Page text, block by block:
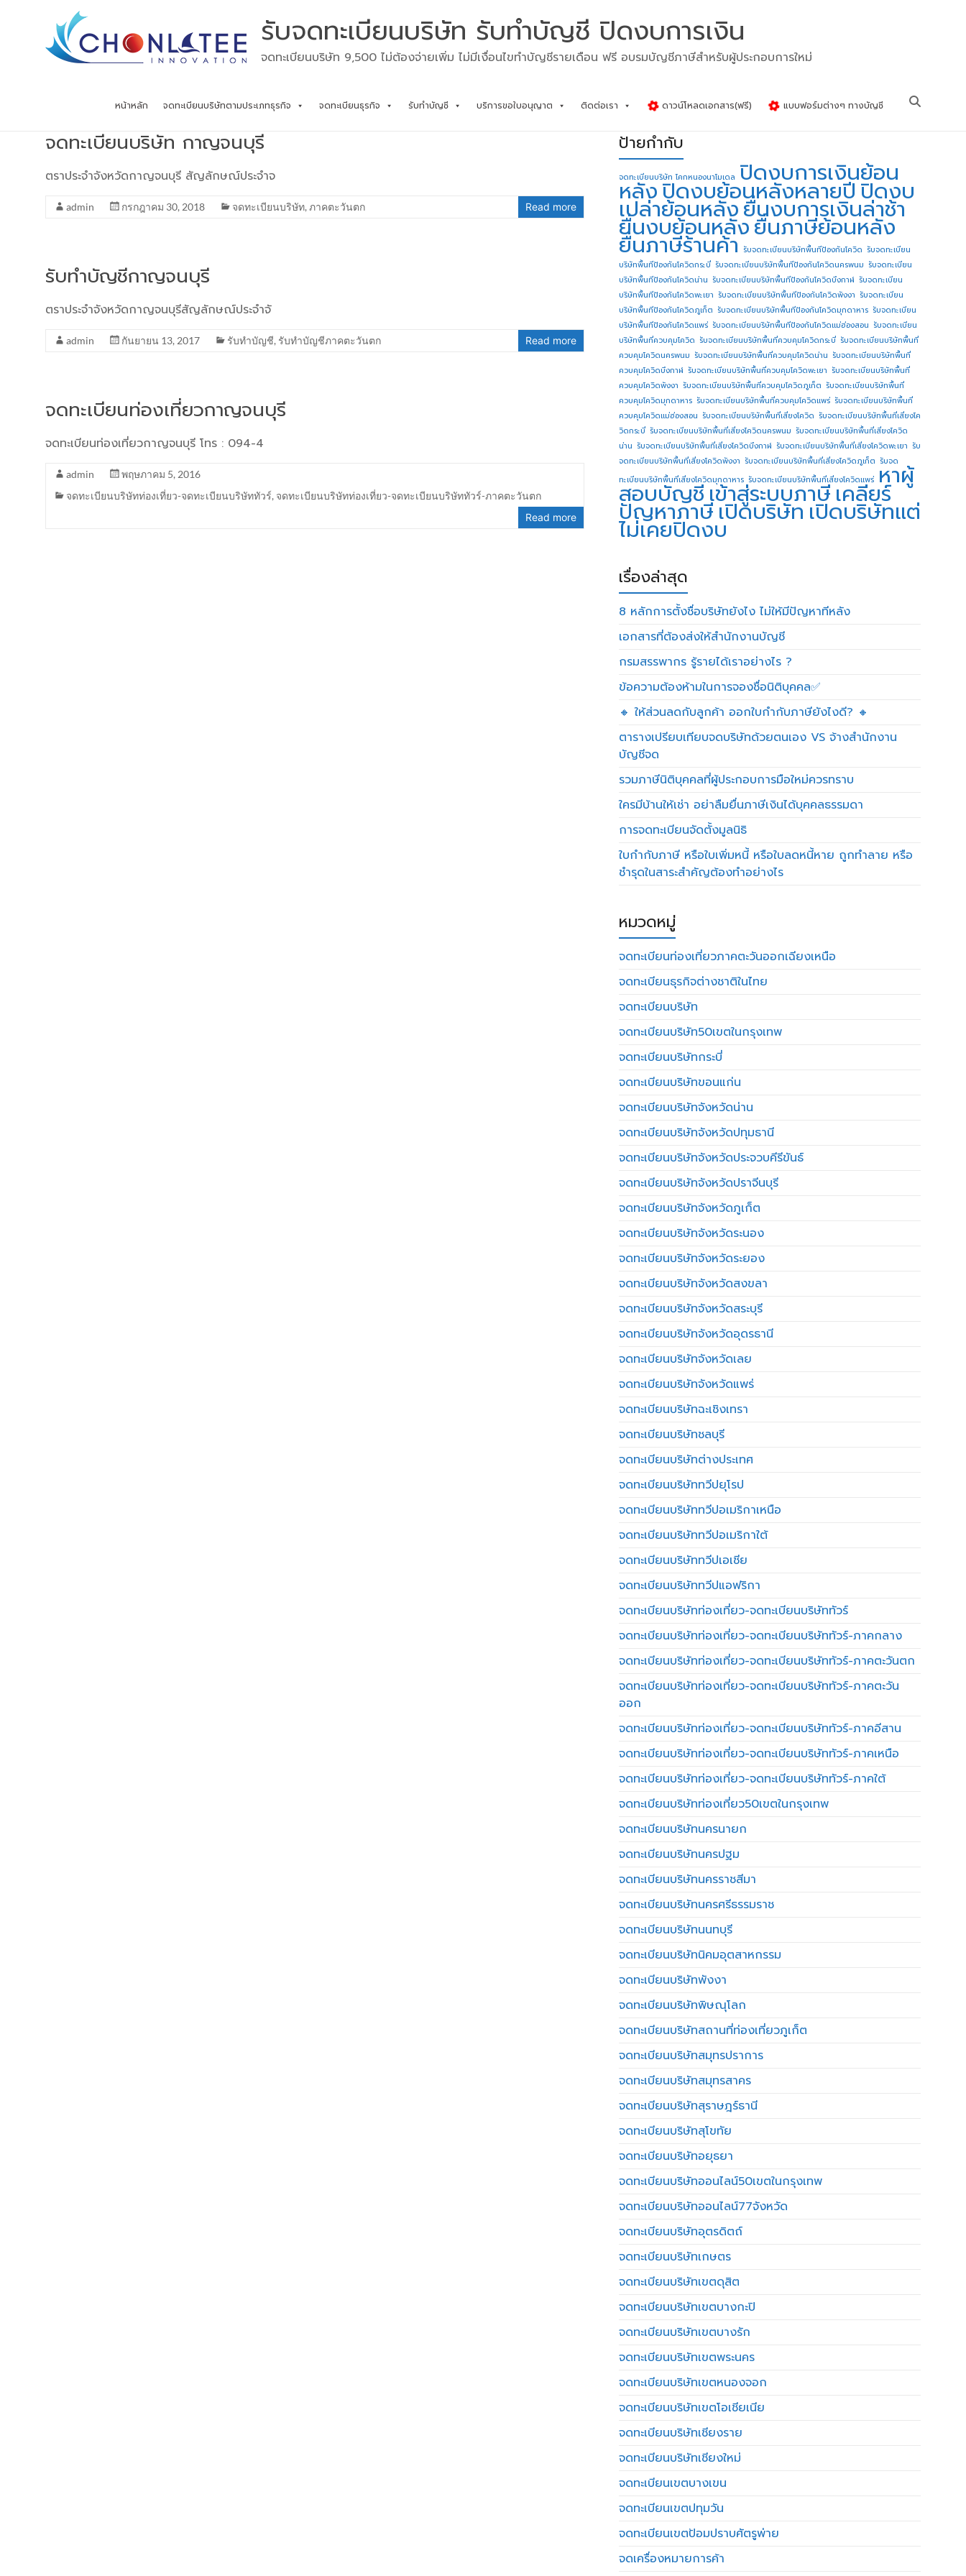
รับจดทะเบียนบริษัท รับทำบัญชี ปิดงบการเงิน
จดทะเบียนบริษัท 9,500 ไม่ต้องจ่ายเพิ่ม ไม่มีเงื่อนไขทำบัญชีรายเดือน ฟรี อบรมบัญชีภาษีสำหรับผู้ประกอบการใหม่
หน้าหลัก จดทะเบียนบริษัทตามประเภทธุรกิจ จดทะเบียนธุรกิจ รับทำบัญชี บริการขอใบอนุญาต ติดต่อเรา ดาวน์โหลดเอกสาร(ฟรี) แบบฟอร์มต่างๆ ทางบัญชี
จดทะเบียนบริษัท กาญจนบุรี
ตราประจำจังหวัดกาญจนบุรี สัญลักษณ์ประจำจ
admin กรกฎาคม 30, 2018 จดทะเบียนบริษัท, ภาคตะวันตก Read more
รับทำบัญชีกาญจนบุรี
ตราประจำจังหวัดกาญจนบุรีสัญลักษณ์ประจำจั
admin กันยายน 13, 2017 รับทำบัญชี, รับทำบัญชีภาคตะวันตก Read more
จดทะเบียนท่องเที่ยวกาญจนบุรี
จดทะเบียนท่องเที่ยวกาญจนบุรี โทร : 094-4
admin
พฤษภาคม 5, 2016
จดทะเบียนบริษัทท่องเที่ยว-จดทะเบียนบริษัททัวร์, จดทะเบียนบริษัทท่องเที่ยว-จดทะเบียนบริษัททัวร์-ภาคตะวันตก
Read more
ป้ายกำกับ
จดทะเบียนบริษัท โคกหนองนาโมเดล ปิดงบการเงินย้อน
หลังปิดงบย้อนหลังหลายปี ปิดงบ
เปล่าย้อนหลังยื่นงบการเงินล่าช้า
ยื่นงบย้อนหลังยื่นภาษีย้อนหลัง
ยื่นภาษีร้านค้า รับจดทะเบียนบริษัทพื้นทีป้องกันโควิด รับจดทะเบียน
บริษัทพื้นทีป้องกันโควิดกระบี่ รับจดทะเบียนบริษัทพื้นทีป้องกันโควิดนครพนม รับจดทะเบียน
บริษัทพื้นทีป้องกันโควิดน่าน รับจดทะเบียนบริษัทพื้นทีป้องกันโควิดบึงกาฬ รับจดทะเบียน
บริษัทพื้นทีป้องกันโควิดพะเยา รับจดทะเบียนบริษัทพื้นทีป้องกันโควิดพังงา รับจดทะเบียน
บริษัทพื้นทีป้องกันโควิดภูเก็ต รับจดทะเบียนบริษัทพื้นทีป้องกันโควิดมุกดาหาร รับจดทะเบียน
บริษัทพื้นทีป้องกันโควิดแพร่ รับจดทะเบียนบริษัทพื้นทีป้องกันโควิดแม่ฮ่องสอน รับจดทะเบียน
บริษัทพื้นที่ควบคุมโควิด รับจดทะเบียนบริษัทพื้นที่ควบคุมโควิดกระบี่ รับจดทะเบียนบริษัทพื้นที่
ควบคุมโควิดนครพนม รับจดทะเบียนบริษัทพื้นที่ควบคุมโควิดน่าน รับจดทะเบียนบริษัทพื้นที่
ควบคุมโควิดบึงกาฬ รับจดทะเบียนบริษัทพื้นที่ควบคุมโควิดพะเยา รับจดทะเบียนบริษัทพื้นที่
ควบคุมโควิดพังงา รับจดทะเบียนบริษัทพื้นที่ควบคุมโควิดภูเก็ต รับจดทะเบียนบริษัทพื้นที่
ควบคุมโควิดมุกดาหาร รับจดทะเบียนบริษัทพื้นที่ควบคุมโควิดแพร่ รับจดทะเบียนบริษัทพื้นที่
ควบคุมโควิดแม่ฮ่องสอน รับจดทะเบียนบริษัทพื้นที่เสี่ยงโควิด รับจดทะเบียนบริษัทพื้นที่เสี่ยงโค
วิดกระบี่ รับจดทะเบียนบริษัทพื้นที่เสี่ยงโควิดนครพนม รับจดทะเบียนบริษัทพื้นที่เสี่ยงโควิด
น่าน รับจดทะเบียนบริษัทพื้นที่เสี่ยงโควิดบึงกาฬ รับจดทะเบียนบริษัทพื้นที่เสี่ยงโควิดพะเยา รับ
จดทะเบียนบริษัทพื้นที่เสี่ยงโควิดพังงา รับจดทะเบียนบริษัทพื้นที่เสี่ยงโควิดภูเก็ต รับจด
ทะเบียนบริษัทพื้นที่เสี่ยงโควิดมุกดาหาร รับจดทะเบียนบริษัทพื้นที่เสี่ยงโควิดแพร่ หาผู้
สอบบัญชี เข้าสู่ระบบภาษี เคลียร์
ปัญหาภาษีเปิดบริษัทเปิดบริษัทแต่
ไม่เคยปิดงบ
เรื่องล่าสุด
8 หลักการตั้งชื่อบริษัทยังไง ไม่ให้มีปัญหาทีหลัง
เอกสารที่ต้องส่งให้สำนักงานบัญชี
กรมสรรพากร รู้รายได้เราอย่างไร ?
ข้อความต้องห้ามในการจองชื่อนิติบุคคล✅
🔸 ให้ส่วนลดกับลูกค้า ออกใบกำกับภาษียังไงดี? 🔸
ตารางเปรียบเทียบจดบริษัทด้วยตนเอง VS จ้างสำนักงาน
บัญชีจด
รวมภาษีนิติบุคคลที่ผู้ประกอบการมือใหม่ควรทราบ
ใครมีบ้านให้เช่า อย่าลืมยื่นภาษีเงินได้บุคคลธรรมดา
การจดทะเบียนจัดตั้งมูลนิธิ
ใบกำกับภาษี หรือใบเพิ่มหนี้ หรือใบลดหนี้หาย ถูกทำลาย หรือ
ชำรุดในสาระสำคัญต้องทำอย่างไร
หมวดหมู่
จดทะเบียนท่องเที่ยวภาคตะวันออกเฉียงเหนือ
จดทะเบียนธุรกิจต่างชาติในไทย
จดทะเบียนบริษัท
จดทะเบียนบริษัท50เขตในกรุงเทพ
จดทะเบียนบริษัทกระบี่
จดทะเบียนบริษัทขอนแก่น
จดทะเบียนบริษัทจังหวัดน่าน
จดทะเบียนบริษัทจังหวัดปทุมธานี
จดทะเบียนบริษัทจังหวัดประจวบคีรีขันธ์
จดทะเบียนบริษัทจังหวัดปราจีนบุรี
จดทะเบียนบริษัทจังหวัดภูเก็ต
จดทะเบียนบริษัทจังหวัดระนอง
จดทะเบียนบริษัทจังหวัดระยอง
จดทะเบียนบริษัทจังหวัดสงขลา
จดทะเบียนบริษัทจังหวัดสระบุรี
จดทะเบียนบริษัทจังหวัดอุดรธานี
จดทะเบียนบริษัทจังหวัดเลย
จดทะเบียนบริษัทจังหวัดแพร่
จดทะเบียนบริษัทฉะเชิงเทรา
จดทะเบียนบริษัทชลบุรี
จดทะเบียนบริษัทต่างประเทศ
จดทะเบียนบริษัททวีปยุโรป
จดทะเบียนบริษัททวีปอเมริกาเหนือ
จดทะเบียนบริษัททวีปอเมริกาใต้
จดทะเบียนบริษัททวีปเอเชีย
จดทะเบียนบริษัททวีปแอฟริกา
จดทะเบียนบริษัทท่องเที่ยว-จดทะเบียนบริษัททัวร์
จดทะเบียนบริษัทท่องเที่ยว-จดทะเบียนบริษัททัวร์-ภาคกลาง
จดทะเบียนบริษัทท่องเที่ยว-จดทะเบียนบริษัททัวร์-ภาคตะวันตก
จดทะเบียนบริษัทท่องเที่ยว-จดทะเบียนบริษัททัวร์-ภาคตะวัน
ออก
จดทะเบียนบริษัทท่องเที่ยว-จดทะเบียนบริษัททัวร์-ภาคอีสาน
จดทะเบียนบริษัทท่องเที่ยว-จดทะเบียนบริษัททัวร์-ภาคเหนือ
จดทะเบียนบริษัทท่องเที่ยว-จดทะเบียนบริษัททัวร์-ภาคใต้
จดทะเบียนบริษัทท่องเที่ยว50เขตในกรุงเทพ
จดทะเบียนบริษัทนครนายก
จดทะเบียนบริษัทนครปฐม
จดทะเบียนบริษัทนครราชสีมา
จดทะเบียนบริษัทนครศรีธรรมราช
จดทะเบียนบริษัทนนทบุรี
จดทะเบียนบริษัทนิคมอุตสาหกรรม
จดทะเบียนบริษัทพังงา
จดทะเบียนบริษัทพิษณุโลก
จดทะเบียนบริษัทสถานที่ท่องเที่ยวภูเก็ต
จดทะเบียนบริษัทสมุทรปราการ
จดทะเบียนบริษัทสมุทรสาคร
จดทะเบียนบริษัทสุราษฎร์ธานี
จดทะเบียนบริษัทสุโขทัย
จดทะเบียนบริษัทอยุธยา
จดทะเบียนบริษัทออนไลน์50เขตในกรุงเทพ
จดทะเบียนบริษัทออนไลน์77จังหวัด
จดทะเบียนบริษัทอุตรดิตถ์
จดทะเบียนบริษัทเกษตร
จดทะเบียนบริษัทเขตดุสิต
จดทะเบียนบริษัทเขตบางกะปิ
จดทะเบียนบริษัทเขตบางรัก
จดทะเบียนบริษัทเขตพระนคร
จดทะเบียนบริษัทเขตหนองจอก
จดทะเบียนบริษัทเขตโอเชียเนีย
จดทะเบียนบริษัทเชียงราย
จดทะเบียนบริษัทเชียงใหม่
จดทะเบียนเขตบางเขน
จดทะเบียนเขตปทุมวัน
จดทะเบียนเขตป้อมปราบศัตรูพ่าย
จดเครื่องหมายการค้า